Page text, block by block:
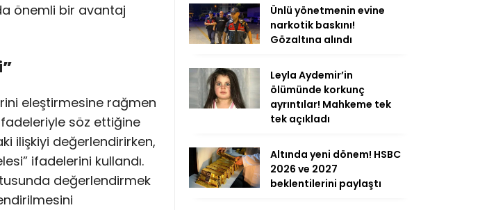
önemli bir avantaj
eleştirmesine rağmen
söz ettiğine
ilişkiyi değerlendirirken,
ifadelerini kullandı.
değerlendirmek
Ünlü yönetmenin evine
narkotik baskını!
Gözaltına alındı
Leyla Aydemir’in
ölümünde korkunç
ayrıntılar! Mahkeme tek
tek açıkladı
Altında yeni dönem! HSBC
2026 ve 2027
beklentilerini paylaştı